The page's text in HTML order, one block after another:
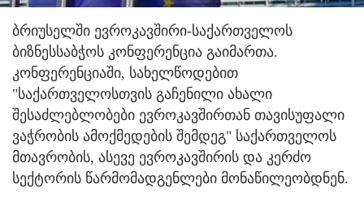
ბრიუსელში ევროკავშირი-საქართველოს
ბიზნესსაბჭოს კონფერენცია გაიმართა.
კონფერენციაში, სახელწოდებით
"საქართველოსთვის გაჩენილი ახალი
შესაძლებლობები ევროკავშირთან თავისუფალი
ვაჭრობის ამოქმედების შემდეგ" საქართველოს
მთავრობის, ასევე ევროკავშირის და კერძო
სექტორის წარმომადგენლები მონაწილეობდნენ.